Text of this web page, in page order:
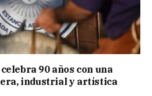
90 años con una
industrial y artística